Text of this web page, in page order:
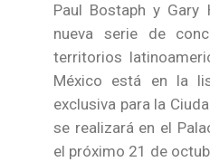
Paul Bostaph y Gary
nueva serie de
territorios
México está en la
exclusiva para la
se realizará en el
el próximo 21 de